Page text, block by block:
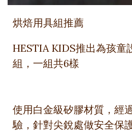
烘焙用具組推薦
HESTIA KIDS推出為孩童
組，一組共6樣
使用白金級矽膠材質，經
驗，針對尖銳處做安全保